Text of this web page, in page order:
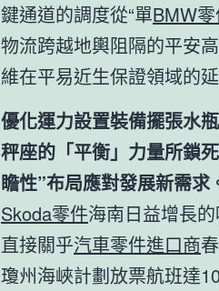
鍵通道的調度從“單BMW
物流跨越地輿阻隔的平安
維在平易近生保證領域的
優化運力設置裝備擺張水
秤座的「平衡」力量所鎖
瞻性”布局應對發展新需求
Skoda零件海南日益增長
直接關乎汽車零件進口商
瓊州海峽計劃放票航班達